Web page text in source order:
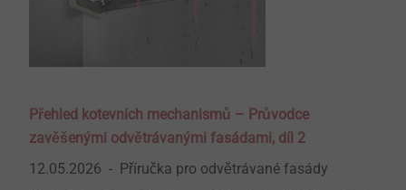
Přehled kotevních mechanismů – Průvodce
zavěšenými odvětrávanými fasádami, díl 2
12.05.2026
Příručka pro odvětrávané fasády